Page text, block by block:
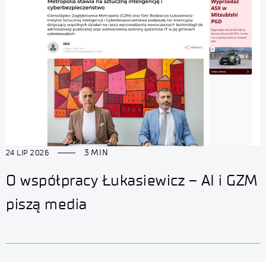
24 LIP 2026 3 MIN
O współpracy Łukasiewicz – AI i GZM
piszą media